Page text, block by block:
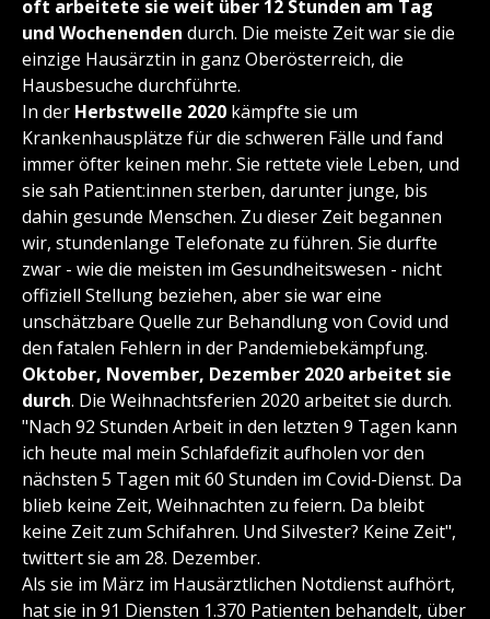
oft arbeitete sie weit über 12 Stunden am Tag
und Wochenenden durch. Die meiste Zeit war sie die
einzige Hausärztin in ganz Oberösterreich, die
Hausbesuche durchführte.
In der Herbstwelle 2020 kämpfte sie um
Krankenhausplätze für die schweren Fälle und fand
immer öfter keinen mehr. Sie rettete viele Leben, und
sie sah Patient:innen sterben, darunter junge, bis
dahin gesunde Menschen. Zu dieser Zeit begannen
wir, stundenlange Telefonate zu führen. Sie durfte
zwar - wie die meisten im Gesundheitswesen - nicht
offiziell Stellung beziehen, aber sie war eine
unschätzbare Quelle zur Behandlung von Covid und
den fatalen Fehlern in der Pandemiebekämpfung.
Oktober, November, Dezember 2020 arbeitet sie
durch. Die Weihnachtsferien 2020 arbeitet sie durch.
"Nach 92 Stunden Arbeit in den letzten 9 Tagen kann
ich heute mal mein Schlafdefizit aufholen vor den
nächsten 5 Tagen mit 60 Stunden im Covid-Dienst. Da
blieb keine Zeit, Weihnachten zu feiern. Da bleibt
keine Zeit zum Schifahren. Und Silvester? Keine Zeit",
twittert sie am 28. Dezember.
Als sie im März im Hausärztlichen Notdienst aufhört,
hat sie in 91 Diensten 1.370 Patienten behandelt, über